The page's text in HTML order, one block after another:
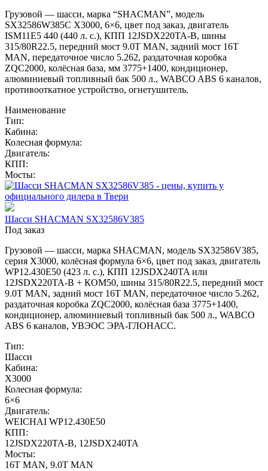
Грузовой — шасси, марка “SHACMAN”, модель
SX32586W385C X3000, 6×6, цвет под заказ, двигатель
ISM11E5 440 (440 л. с.), КПП 12JSDX220TA-B, шины
315/80R22.5, передний мост 9.0T MAN, задний мост 16T
MAN, передаточное число 5.262, раздаточная коробка
ZQC2000, колёсная база, мм 3775+1400, кондиционер,
алюминиевый топливный бак 500 л., WABCO ABS 6 каналов,
противооткатное устройство, огнетушитель.
Наименование
Тип:
Кабина:
Колесная формула:
Двигатель:
КПП:
Мосты:
Шасси SHACMAN SX32586V385
Под заказ
Грузовой — шасси, марка SHACMAN, модель SX32586V385,
серия X3000, колёсная формула 6×6, цвет под заказ, двигатель
WP12.430E50 (423 л. с.), КПП 12JSDX240TA или
12JSDX220TA-B + КОМ50, шины 315/80R22.5, передний мост
9.0T MAN, задний мост 16T MAN, передаточное число 5.262,
раздаточная коробка ZQC2000, колёсная база 3775+1400,
кондиционер, алюминиевый топливный бак 500 л., WABCO
ABS 6 каналов, УВЭОС ЭРА-ГЛОНАСС.
Тип:
Шасси
Кабина:
X3000
Колесная формула:
6×6
Двигатель:
WEICHAI WP12.430E50
КПП:
12JSDX220TA-B, 12JSDX240TA
Мосты:
16T MAN, 9.0T MAN